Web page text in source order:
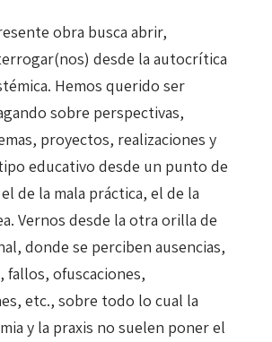
obra busca abrir,
desde la autocrítica
Hemos querido ser
sobre perspectivas,
proyectos, realizaciones y
educativo desde un punto de
de la mala práctica, el de la
Vernos desde la otra orilla de
donde se perciben ausencias,
fallos, ofuscaciones,
etc., sobre todo lo cual la
y la praxis no suelen poner el